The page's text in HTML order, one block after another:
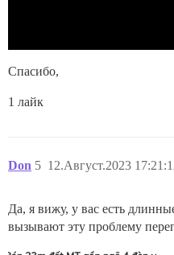
Спасибо,
1 лайк
Don 12.Август.2023
5
Да, я вижу, у вас есть
вызывают эту проблему